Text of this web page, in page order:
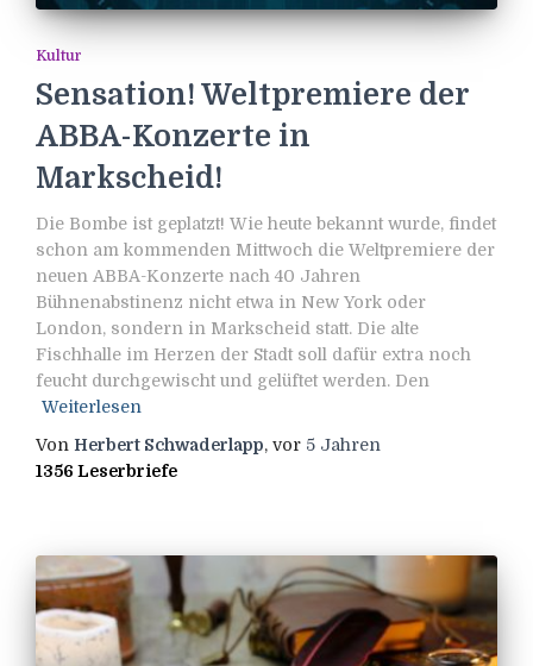
Kultur
Sensation! Weltpremiere der
ABBA-Konzerte in
Markscheid!
Die Bombe ist geplatzt! Wie heute bekannt wurde, findet
schon am kommenden Mittwoch die Weltpremiere der
neuen ABBA-Konzerte nach 40 Jahren
Bühnenabstinenz nicht etwa in New York oder
London, sondern in Markscheid statt. Die alte
Fischhalle im Herzen der Stadt soll dafür extra noch
feucht durchgewischt und gelüftet werden. Den
Weiterlesen
Von Herbert Schwaderlapp, vor 5 Jahren
1356 Leserbriefe